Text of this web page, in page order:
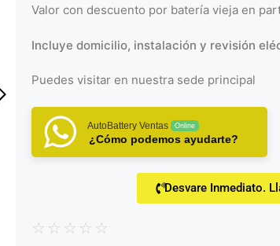
Valor con descuento por batería vieja en
Incluye domicilio, instalación y revisión
Puedes visitar en nuestra sede principal
AutoBattery Ventas Online
¿Cómo podemos ayudarte?
Desvare Inmediato.
☆ ☆ ☆ ☆ ☆